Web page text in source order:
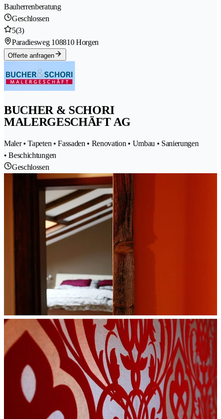
Bauherrenberatung
Geschlossen
5(3)
Paradiesweg 108810 Horgen
Offerte anfragen
BUCHER & SCHORI
MALERGESCHÄFT AG
Maler • Tapeten • Fassaden • Renovation • Umbau • Sanierungen
• Beschichtungen
Geschlossen